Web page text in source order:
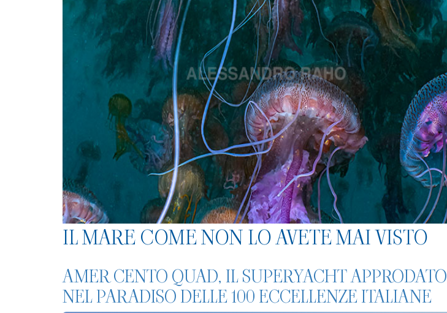
IL MARE COME NON LO AVETE MAI VISTO
AMER CENTO QUAD, IL SUPERYACHT APPRODATO
NEL PARADISO DELLE 100 ECCELLENZE ITALIANE